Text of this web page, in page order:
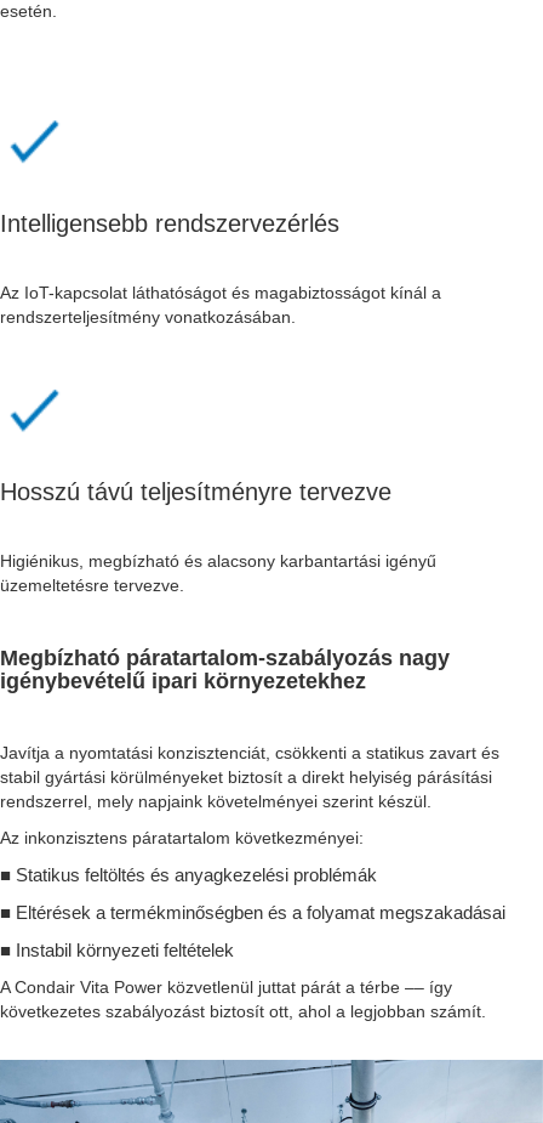
esetén.
Intelligensebb rendszervezérlés
Az IoT-kapcsolat láthatóságot és magabiztosságot kínál a
rendszerteljesítmény vonatkozásában.
Hosszú távú teljesítményre tervezve
Higiénikus, megbízható és alacsony karbantartási igényű
üzemeltetésre tervezve.
Megbízható páratartalom-szabályozás nagy
igénybevételű ipari környezetekhez
Javítja a nyomtatási konzisztenciát, csökkenti a statikus zavart és
stabil gyártási körülményeket biztosít a direkt helyiség párásítási
rendszerrel, mely napjaink követelményei szerint készül.
Az inkonzisztens páratartalom következményei:
■ Statikus feltöltés és anyagkezelési problémák
■ Eltérések a termékminőségben és a folyamat megszakadásai
■ Instabil környezeti feltételek
A Condair Vita Power közvetlenül juttat párát a térbe –– így
következetes szabályozást biztosít ott, ahol a legjobban számít.